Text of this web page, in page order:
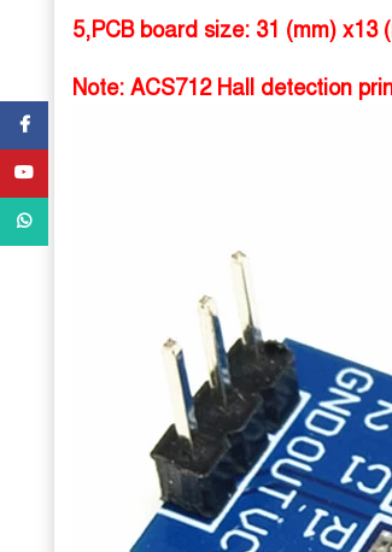
5,PCB board size: 31 (mm) x13
Note: ACS712 Hall detection